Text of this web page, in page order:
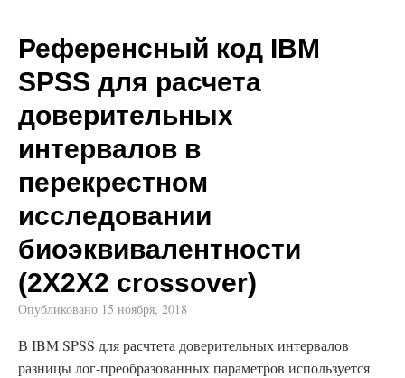
Референсный код IBM
SPSS для расчета
доверительных
интервалов в
перекрестном
исследовании
биоэквивалентности
(2X2X2 crossover)
Опубликовано 15 ноября, 2018
В IBM SPSS для расчтета доверительных интервалов
разницы лог-преобразованных параметров используется